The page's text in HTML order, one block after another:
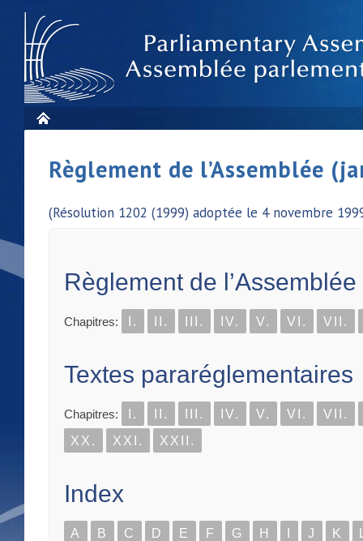
Règlement de l’Assemblée
(Résolution 1202 (1999) adoptée le 4 novembre
Règlement de l’Assemblée
Chapitres: I. II. III. IV. V. VI. VII.
Textes pararéglementaires
Chapitres: I. II. III. IV. V. VI.
VII.
XX.
XXI. XXII.
Index
A B C D E F G H J K